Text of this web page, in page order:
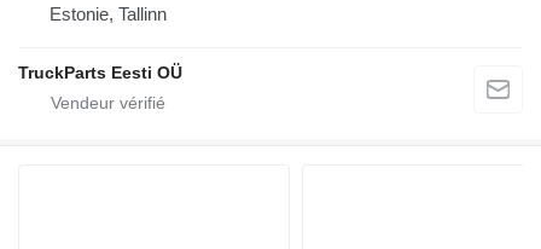
Estonie, Tallinn
TruckParts Eesti OÜ